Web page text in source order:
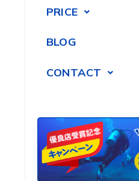
PRICE
BLOG
CONTACT